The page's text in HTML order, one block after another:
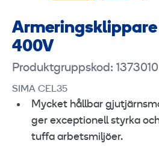
Armeringsklippare
400V
Produktgruppskod: 1373010
SIMA CEL35
Mycket hållbar
ger exceptionell styrka
tuffa arbetsmiljöer.